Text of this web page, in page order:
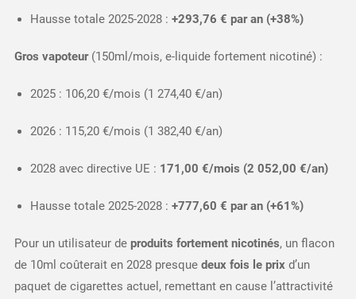
Hausse totale 2025-2028 : +293,76 € par an (+38%)
Gros vapoteur(150ml/mois, e-liquide fortement nicotiné) :
2025 : 106,20 €/mois (1 274,40 €/an)
2026 : 115,20 €/mois (1 382,40 €/an)
2028 avec directive UE : 171,00 €/mois (2 052,00 €/an)
Hausse totale 2025-2028 : +777,60 € par an (+61%)
Pour un utilisateur de produits fortement nicotinés, un flacon
de 10ml coûterait en 2028 presque deux fois le prixd’un
paquet de cigarettes actuel, remettant en cause l’attractivité